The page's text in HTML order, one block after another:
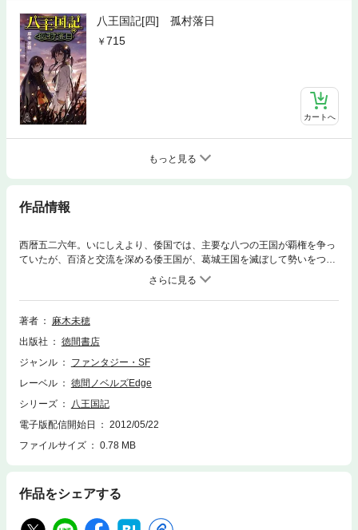
八王国記[四] 孤村落日
715
カートへ
もっと見る
作品情報
西暦五二六年。いにしえより、倭国では、主要な八つの王国が覇権を争っ
ていたが、百済と交流を深める倭王国が、葛城王国を滅ぼして勢いをつ
け、自分たちの王をほかの王国をたばねる長として大王と呼ぶようになっ
ていた。西方では、出雲王国が〈天の下造らしし大御神〉を祀って力をつ
け、さらに西では、筑紫王国が新羅と同盟を結んで権勢を振るっている。
そんななか、東方では、毛野王国がふたつにわかれ、武蔵王国では、邪魅
来ませんのでご了承下さい。
著者
麻木未穂
出版社
徳間書店
ジャンル
ファンタジー・SF
レーベル
徳間ノベルズEdge
シリーズ
八王国記
電子版配信開始日
2012/05/22
ファイルサイズ
0.78 MB
作品をシェアする